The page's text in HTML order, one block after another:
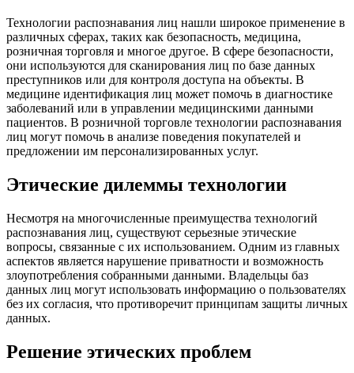
Технологии распознавания лиц нашли широкое применение в
различных сферах, таких как безопасность, медицина,
розничная торговля и многое другое. В сфере безопасности,
они используются для сканирования лиц по базе данных
преступников или для контроля доступа на объекты. В
медицине идентификация лиц может помочь в диагностике
заболеваний или в управлении медицинскими данными
пациентов. В розничной торговле технологии распознавания
лиц могут помочь в анализе поведения покупателей и
предложении им персонализированных услуг.
Этические дилеммы технологии
Несмотря на многочисленные преимущества технологий
распознавания лиц, существуют серьезные этические
вопросы, связанные с их использованием. Одним из главных
аспектов является нарушение приватности и возможность
злоупотребления собранными данными. Владельцы баз
данных лиц могут использовать информацию о пользователях
без их согласия, что противоречит принципам защиты личных
данных.
Решение этических проблем